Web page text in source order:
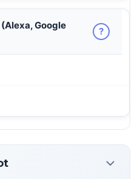
Google
?